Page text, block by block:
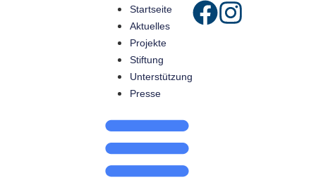
Startseite
Aktuelles
Projekte
Stiftung
Unterstützung
Presse